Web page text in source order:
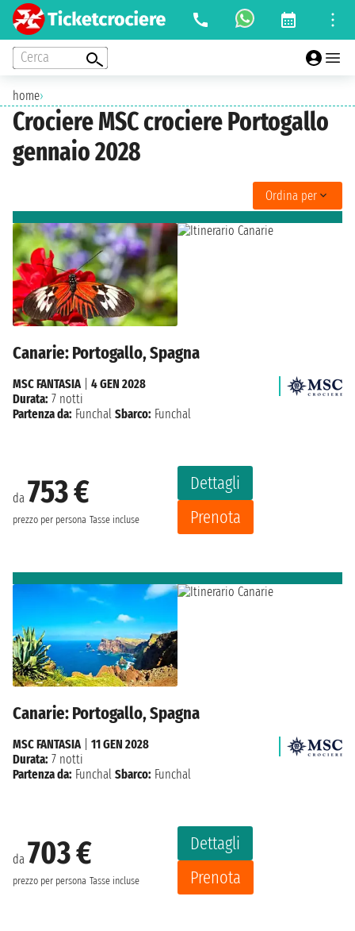
Cerca
home›
Crociere MSC crociere Portogallo
gennaio 2028
Ordina per
Canarie: Portogallo, Spagna
da 753 €
prezzo per persona Tasse incluse
Dettagli
Prenota
MSC FANTASIA
4 GEN 2028
Durata: 7 notti
Partenza da: Funchal Sbarco: Funchal
Canarie: Portogallo, Spagna
da 703 €
prezzo per persona Tasse incluse
Dettagli
Prenota
MSC FANTASIA| 11 GEN 2028
Durata: 7 notti
Partenza da: Funchal Sbarco: Funchal